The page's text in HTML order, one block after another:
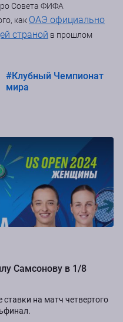
Совета ФИФА
как ОАЭ официально
страной в прошлом
#Клубный Чемпионат
мира
Самсонову в 1/8
на матч четвертого